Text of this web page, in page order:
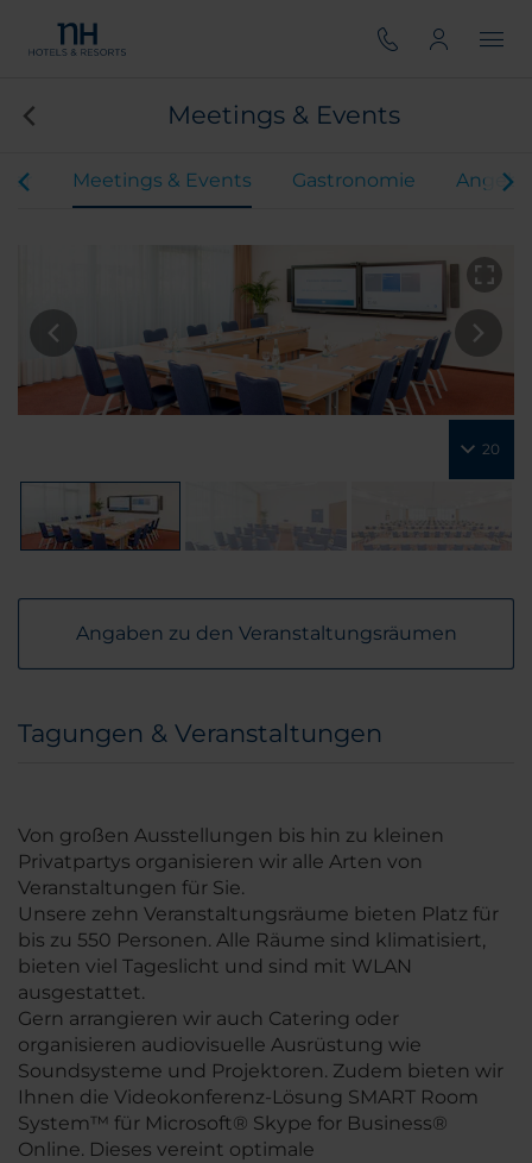
Meetings & Events
Meetings & Events Gastronomie
20
Angaben zu den Veranstaltungsräumen
Tagungen & Veranstaltungen
Von großen Ausstellungen bis hin zu kleinen
Privatpartys organisieren wir alle Arten von
Veranstaltungen für Sie.
Unsere zehn Veranstaltungsräume bieten Platz für
bis zu 550 Personen. Alle Räume sind klimatisiert,
bieten viel Tageslicht und sind mit WLAN
ausgestattet.
Gern arrangieren wir auch Catering oder
organisieren audiovisuelle Ausrüstung wie
Soundsysteme und Projektoren. Zudem bieten wir
Ihnen die Videokonferenz-Lösung SMART Room
System™ für Microsoft® Skype for Business®
Online. Dieses vereint optimale